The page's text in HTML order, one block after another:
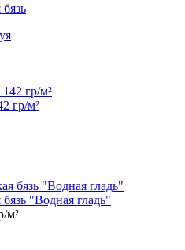
гр/м²
"Водная гладь"
м²